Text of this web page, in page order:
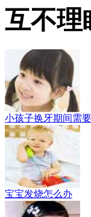
互不理
小孩子换牙期间需
宝宝发烧怎么办